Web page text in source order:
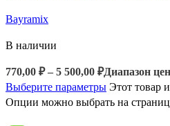
Bayramix
В наличии
770,00 ₽ – 5 500,00 ₽Диапазон
Выберите параметры Этот товар
Опции можно выбрать на